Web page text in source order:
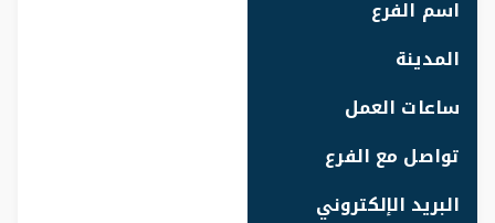
اسم الفرع
المدينة
ساعات العمل
تواصل مع الفرع
البريد الإلكتروني